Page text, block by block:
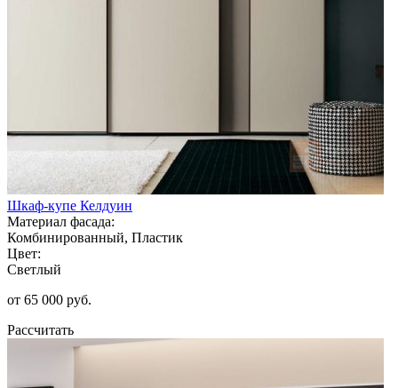
Шкаф-купе Келдуин
Материал фасада:
Комбинированный, Пластик
Цвет:
Светлый
от 65 000 руб.
Рассчитать